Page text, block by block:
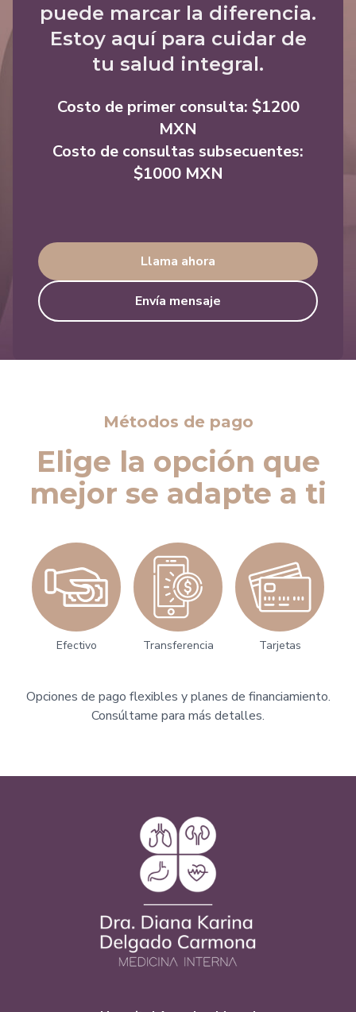
puede marcar la diferencia.
Estoy aquí para cuidar de
tu salud integral.
Costo de primer consulta: $1200
MXN
Costo de consultas subsecuentes:
$1000 MXN
Llama ahora
Envía mensaje
Métodos de pago
Elige la opción que
mejor se adapte a ti
Efectivo Transferencia Tarjetas
Opciones de pago flexibles y planes de financiamiento.
Consúltame para más detalles.